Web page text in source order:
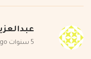
5 سنوات ago